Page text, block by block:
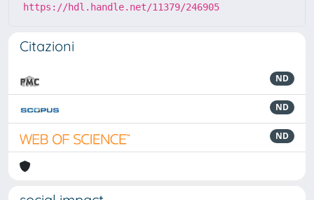
https://hdl.handle.net/11379/246905
Citazioni
ND
ND
ND